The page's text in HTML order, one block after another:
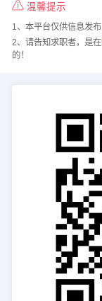
温馨提示
1、本平台仅供信息发
2、请告知求职者，是在
的！